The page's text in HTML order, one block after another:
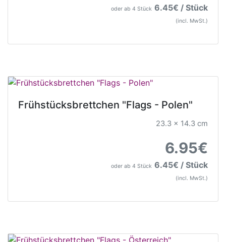
oder ab 4 Stück 6.45€ / Stück
(incl. MwSt.)
Frühstücksbrettchen "Flags - Polen"
23.3 x 14.3 cm
6.95€
oder ab 4 Stück 6.45€ / Stück
(incl. MwSt.)